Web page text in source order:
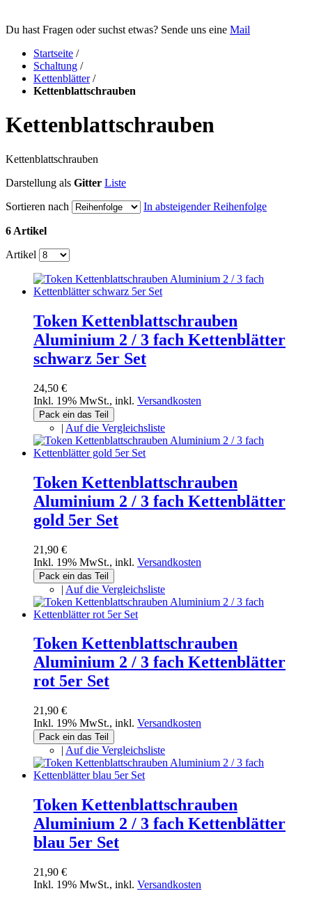
Du hast Fragen oder suchst etwas? Sende uns eine Mail
Startseite /
Schaltung /
Kettenblätter /
Kettenblattschrauben
Kettenblattschrauben
Kettenblattschrauben
Darstellung als Gitter Liste
Sortieren nach
In absteigender Reihenfolge
6 Artikel
Artikel
Token Kettenblattschrauben
Aluminium 2 / 3 fach Kettenblätter
schwarz 5er Set
24,50 €
Inkl. 19% MwSt., inkl. Versandkosten
Pack ein das Teil
| Auf die Vergleichsliste
Token Kettenblattschrauben
Aluminium 2 / 3 fach Kettenblätter
gold 5er Set
21,90 €
Inkl. 19% MwSt., inkl. Versandkosten
Pack ein das Teil
| Auf die Vergleichsliste
Token Kettenblattschrauben
Aluminium 2 / 3 fach Kettenblätter
rot 5er Set
21,90 €
Inkl. 19% MwSt., inkl. Versandkosten
Pack ein das Teil
| Auf die Vergleichsliste
Token Kettenblattschrauben
Aluminium 2 / 3 fach Kettenblätter
blau 5er Set
21,90 €
Inkl. 19% MwSt., inkl. Versandkosten